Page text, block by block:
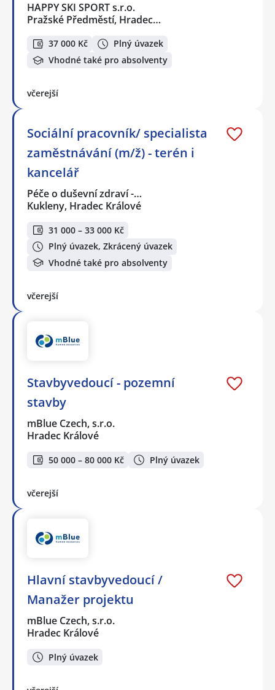
HAPPY SKI SPORT s.r.o.
Pražské Předměstí, Hradec…
37 000 Kč
Plný úvazek
Vhodné také pro absolventy
včerejší
Sociální pracovník/ specialista
zaměstnávání (m/ž) - terén i
kancelář
Péče o duševní zdraví -…
Kukleny, Hradec Králové
31 000 – 33 000 Kč
Plný úvazek, Zkrácený úvazek
Vhodné také pro absolventy
včerejší
Stavbyvedoucí - pozemní
stavby
mBlue Czech, s.r.o.
Hradec Králové
50 000 – 80 000 Kč Plný úvazek
včerejší
Hlavní stavbyvedoucí /
Manažer projektu
mBlue Czech, s.r.o.
Hradec Králové
Plný úvazek